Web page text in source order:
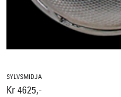
SYLVSMIDJA
Kr 4625,-